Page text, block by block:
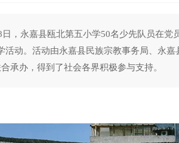
日，永嘉县瓯北第五小学50名少先队员在
活动。活动由永嘉县民族宗教事务局、永
承办，得到了社会各界积极参与支持。